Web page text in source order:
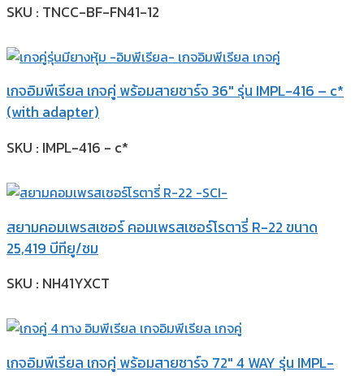
SKU : TNCC-BF-FN41-12
เกจอิมพีเรียล เกจคู่ พร้อมสายชาร์จ 36″ รุ่น IMPL-416 – c*
(with adapter)
SKU : IMPL-416 - c*
สยามคอมเพรสเซอร์ คอมเพรสเซอร์โรตารี่ R-22 ขนาด
25,419 บีทียู/ชม
SKU : NH41YXCT
เกจอิมพีเรียล เกจคู่ พร้อมสายชาร์จ 72″ 4 WAY รุ่น IMPL-